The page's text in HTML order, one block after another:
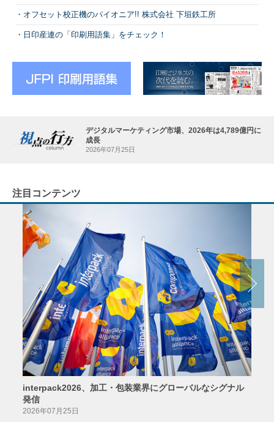
オフセット校正機のパイオニア!! 株式会社 下垣鉄工所
日印産連の「印刷用語集」をチェック！
デジタルマーケティング市場、2026年は4,789億円に
成長
2026年07月25日
注目コンテンツ
interpack2026、加工・包装業界にグローバルなシグナル
発信
2026年07月25日